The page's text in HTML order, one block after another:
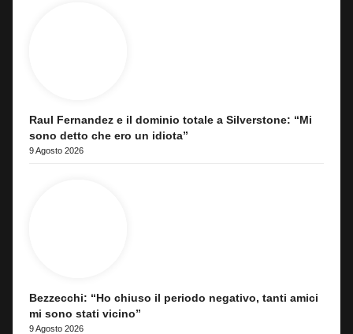
Raul Fernandez e il dominio totale a Silverstone: “Mi
sono detto che ero un idiota”
9 Agosto 2026
Bezzecchi: “Ho chiuso il periodo negativo, tanti amici
mi sono stati vicino”
9 Agosto 2026